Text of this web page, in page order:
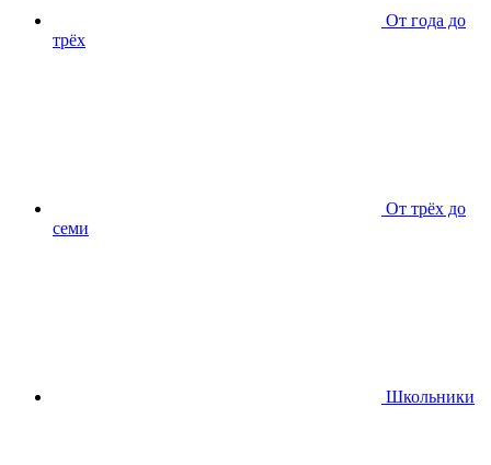
От года до
трёх
От трёх до
семи
Школьники